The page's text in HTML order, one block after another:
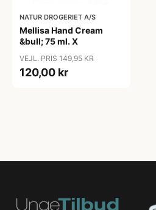
NATUR DROGERIET A/S
Mellisa Hand Cream
&bull; 75 ml. X
VEJL. PRIS 149,95 KR
120,00 kr